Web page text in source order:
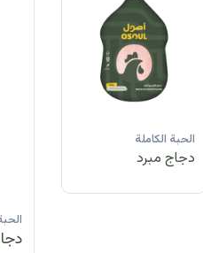
الحبة الكاملة
دجاج مجمد
الحبة الكاملة
دجاج مجمد